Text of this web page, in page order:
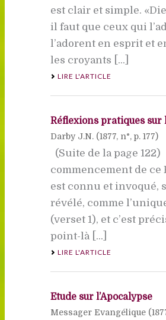
est clair et simple.
il faut que ceux qui
l’adorent en esprit et
les croyants [...]
LIRE L'ARTICLE
Réflexions pratiques sur
Darby J.N. (1877, n°, p. 177)
(Suite de la page 122)
commencement de ce
est connu et invoqué,
révélé, comme
(verset 1), et c’est
point-là [...]
LIRE L'ARTICLE
Etude sur l’Apocalypse
Messager Evangélique (